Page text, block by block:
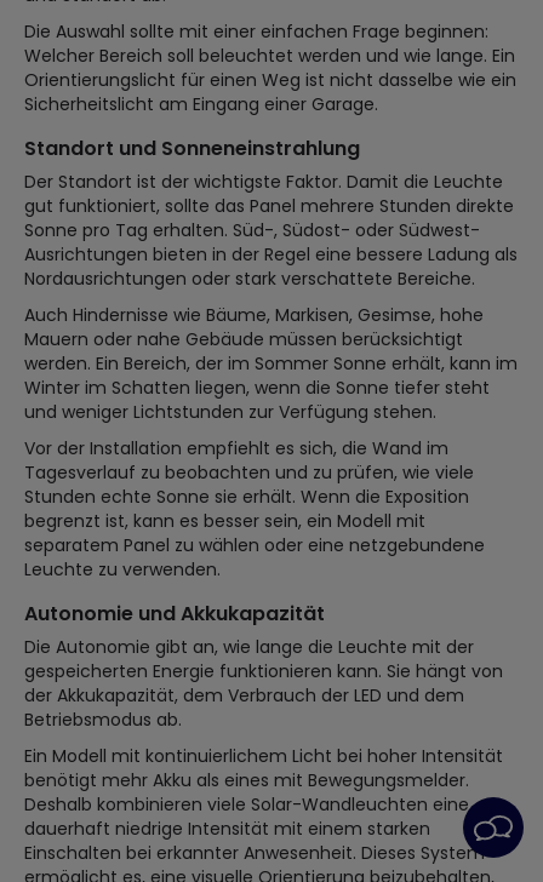
Die Auswahl sollte mit einer einfachen Frage beginnen:
Welcher Bereich soll beleuchtet werden und wie lange. Ein
Orientierungslicht für einen Weg ist nicht dasselbe wie ein
Sicherheitslicht am Eingang einer Garage.
Standort und Sonneneinstrahlung
Der Standort ist der wichtigste Faktor. Damit die Leuchte
gut funktioniert, sollte das Panel mehrere Stunden direkte
Sonne pro Tag erhalten. Süd-, Südost- oder Südwest-
Ausrichtungen bieten in der Regel eine bessere Ladung als
Nordausrichtungen oder stark verschattete Bereiche.
Auch Hindernisse wie Bäume, Markisen, Gesimse, hohe
Mauern oder nahe Gebäude müssen berücksichtigt
werden. Ein Bereich, der im Sommer Sonne erhält, kann im
Winter im Schatten liegen, wenn die Sonne tiefer steht
und weniger Lichtstunden zur Verfügung stehen.
Vor der Installation empfiehlt es sich, die Wand im
Tagesverlauf zu beobachten und zu prüfen, wie viele
Stunden echte Sonne sie erhält. Wenn die Exposition
begrenzt ist, kann es besser sein, ein Modell mit
separatem Panel zu wählen oder eine netzgebundene
Leuchte zu verwenden.
Autonomie und Akkukapazität
Die Autonomie gibt an, wie lange die Leuchte mit der
gespeicherten Energie funktionieren kann. Sie hängt von
der Akkukapazität, dem Verbrauch der LED und dem
Betriebsmodus ab.
Ein Modell mit kontinuierlichem Licht bei hoher Intensität
benötigt mehr Akku als eines mit Bewegungsmelder.
Deshalb kombinieren viele Solar-Wandleuchten eine
dauerhaft niedrige Intensität mit einem starken
Einschalten bei erkannter Anwesenheit. Dieses System